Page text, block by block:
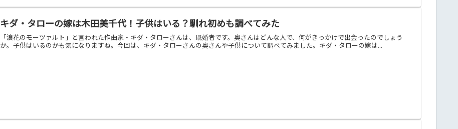
キダ・タローの嫁は木田美千代！子供はいる？馴れ初めも調べてみた
「浪花のモーツァルト」と言われた作曲家・キダ・タローさんは、既婚者です。奥さんはどんな人で、何がきっかけで出会ったのでしょう
か。子供はいるのかも気になりますね。今回は、キダ・タローさんの奥さんや子供について調べてみました。キダ・タローの嫁は...